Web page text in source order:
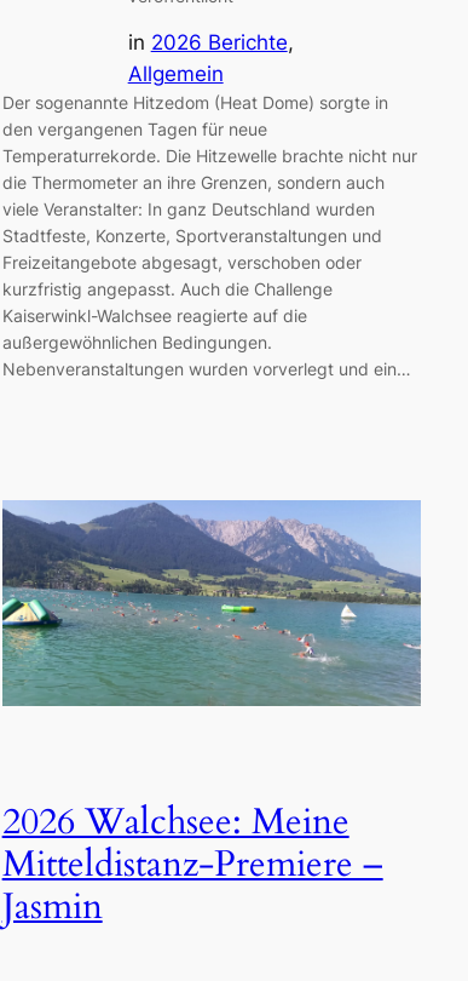
in 2026 Berichte
Allgemein
Der sogenannte Hitzedom (Heat Dome) sorgte in
den vergangenen Tagen für neue
Temperaturrekorde. Die Hitzewelle brachte nicht nur
die Thermometer an ihre Grenzen, sondern auch
viele Veranstalter: In ganz Deutschland wurden
Stadtfeste, Konzerte, Sportveranstaltungen und
Freizeitangebote abgesagt, verschoben oder
kurzfristig angepasst. Auch die Challenge
Kaiserwinkl-Walchsee reagierte auf die
außergewöhnlichen Bedingungen.
Nebenveranstaltungen wurden vorverlegt und ein…
2026 Walchsee: Meine
Mitteldistanz-Premiere –
Jasmin